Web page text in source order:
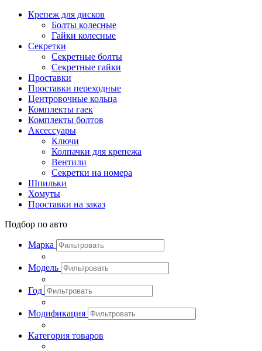
Крепеж для дисков
Болты колесные
Гайки колесные
Секретки
Секретные болты
Секретные гайки
Проставки
Проставки переходные
Центровочные кольца
Комплекты гаек
Комплекты болтов
Аксессуары
Ключи
Колпачки для крепежа
Вентили
Секретки на номера
Шпильки
Хомуты
Проставки на заказ
Подбор по авто
Марка
Модель
Год
Модификация
Категория товаров